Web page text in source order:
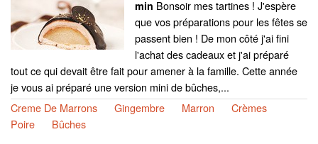
min Bonsoir mes tartines ! J'espère
que vos préparations pour les fêtes se
passent bien ! De mon côté j'ai fini
l'achat des cadeaux et j'ai préparé
tout ce qui devait être fait pour amener à la famille. Cette année
je vous ai préparé une version mini de bûches,...
Creme De Marrons
Gingembre Marron
Crèmes
Poire
Bûches